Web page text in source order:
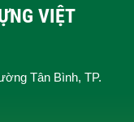
VIỆT
Tân Bình, TP.